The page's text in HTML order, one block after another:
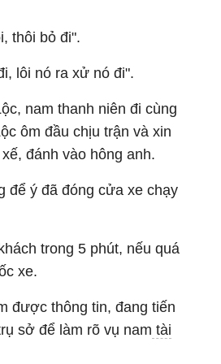
thôi bỏ đi".
lôi nó ra xử nó đi".
nam thanh niên đi cùng
ôm đầu chịu trận và xin
đánh vào hông anh.
để ý đã đóng cửa xe chạy
trong 5 phút, nếu quá
xe.
được thông tin, đang tiến
sở để làm rõ vụ nam tài